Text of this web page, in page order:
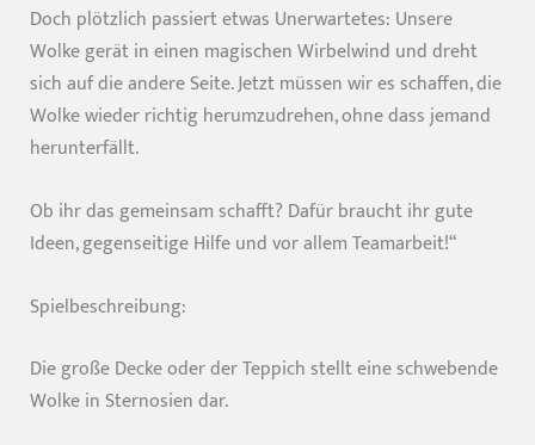
Doch plötzlich passiert etwas Unerwartetes: Unsere
Wolke gerät in einen magischen Wirbelwind und dreht
sich auf die andere Seite. Jetzt müssen wir es schaffen, die
Wolke wieder richtig herumzudrehen, ohne dass jemand
herunterfällt.
Ob ihr das gemeinsam schafft? Dafür braucht ihr gute
Ideen, gegenseitige Hilfe und vor allem Teamarbeit!“
Spielbeschreibung:
Die große Decke oder der Teppich stellt eine schwebende
Wolke in Sternosien dar.